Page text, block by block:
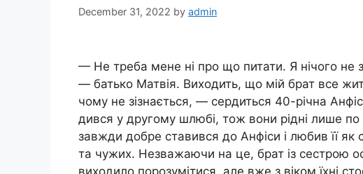
December 31, 2022 by admin
— Не треба мене ні про що питати. Я нічого не
— батько Матвія. Виходить, що мій брат все
чому не зізнається, — сердиться 40-річна
дився у другому шлюбі, тож вони рідні лише
завжди добре ставився до Анфіси і любив її як
та чужих. Незважаючи на це, брат із сестрою